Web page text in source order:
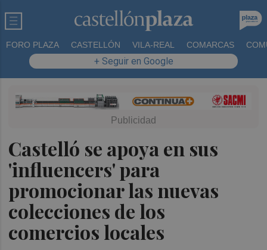
FORO PLAZA CASTELLÓN VILA-REAL COMARCAS
+ Seguir en Google
Castelló se apoya en sus
'influencers' para
promocionar las nuevas
colecciones de los
comercios locales